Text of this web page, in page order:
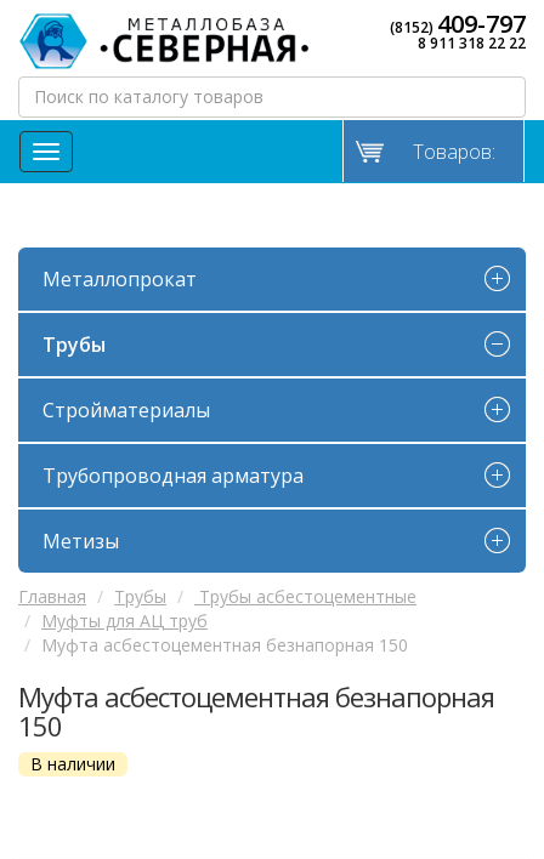
(8152) 409-797
8 911 318 22 22
МЕНЮ Товаров:
Металлопрокат
Трубы
Стройматериалы
Трубопроводная арматура
Метизы
Главная Трубы
Трубы асбестоцементные
Муфты для АЦ труб
Муфта асбестоцементная безнапорная 150
Муфта асбестоцементная безнапорная
150
В наличии